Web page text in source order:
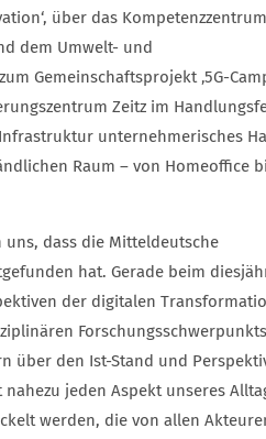
über das
dem Umwelt- und
Gemeinschaftsprojekt ‚5G-
Zeitz im
unternehmerisches
Raum – von Homeoffice
uns, dass die Mitteldeutsche
hat. Gerade beim
der digitalen
über den Ist-Stand und
jeden Aspekt unseres
werden, die von allen